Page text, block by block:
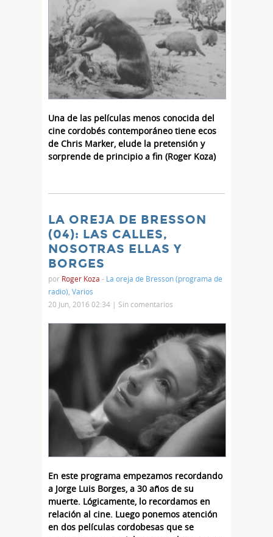
Una de las películas menos conocida del
cine cordobés contemporáneo tiene ecos
de Chris Marker, elude la pretensión y
sorprende de principio a fin (Roger Koza)
LA OREJA DE BRESSON
(04): LAS CALLES,
NOSOTRAS ELLAS Y
BORGES
por Roger Koza - La oreja de Bresson (programa de
radio), Varios
20 Jun, 2016 02:34 | Sin comentarios
En este programa empezamos recordando
a Jorge Luis Borges, a 30 años de su
muerte. Lógicamente, lo recordamos en
relación al cine. Luego ponemos atención
en dos películas cordobesas que se